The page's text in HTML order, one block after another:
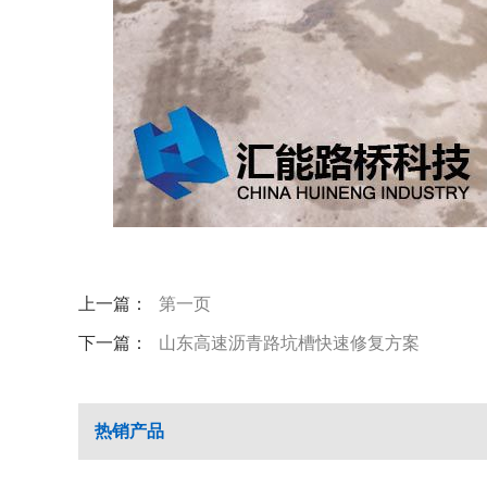
上一篇： 第一页
下一篇： 山东高速沥青路坑槽快速修复方案
热销产品